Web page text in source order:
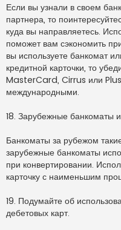
Если вы узнали в своем
партнера, то
куда вы направляетесь.
поможет вам сэкономить
вы используете банкомат
кредитной карточки, то
MasterCard, Cirrus или
международными.
18. Зарубежные банкоматы
Банкоматы за рубежом
зарубежные банкоматы
при конвертировании.
карточку с наименьшим
19. Подумайте об
дебетовых карт.